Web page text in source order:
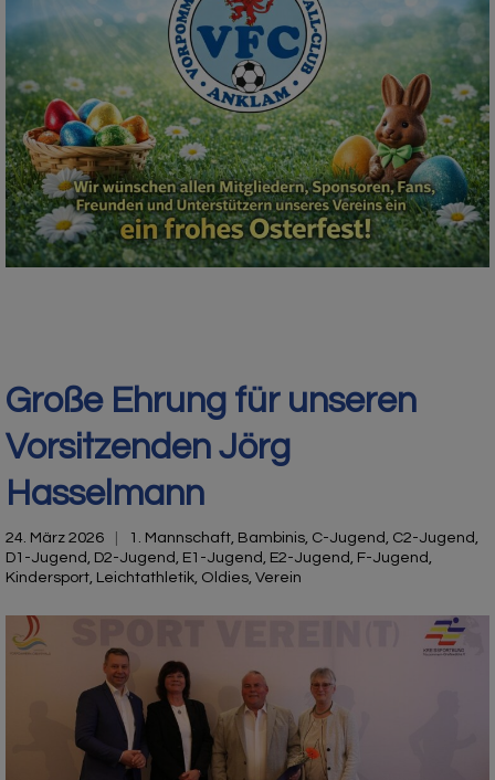
Große Ehrung für unseren
Vorsitzenden Jörg
Hasselmann
24. März 2026 1. Mannschaft, Bambinis, C-Jugend , C2-Jugend ,
D1-Jugend , D2-Jugend , E1-Jugend , E2-Jugend , F-Jugend ,
Kindersport, Leichtathletik, Oldies, Verein